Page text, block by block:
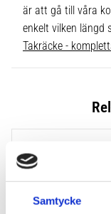
Samtycke
är att gå till våra
enkelt vilken längd
Takräcke -